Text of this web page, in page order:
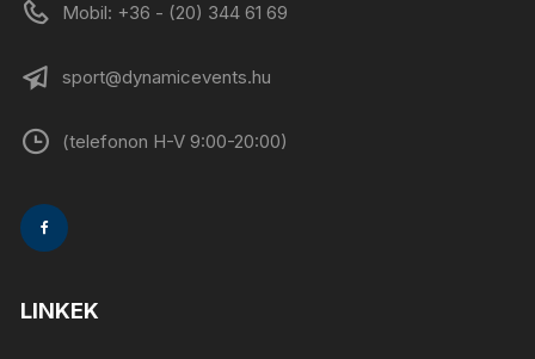
Mobil: +36 - (20) 344 61 69
sport@dynamicevents.hu
(telefonon H-V 9:00-20:00)
LINKEK